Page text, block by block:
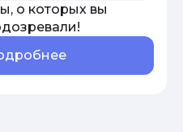
о которых вы